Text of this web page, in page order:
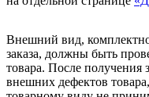
Внешний вид,
заказа, должны быть
товара. После получения
внешних дефектов